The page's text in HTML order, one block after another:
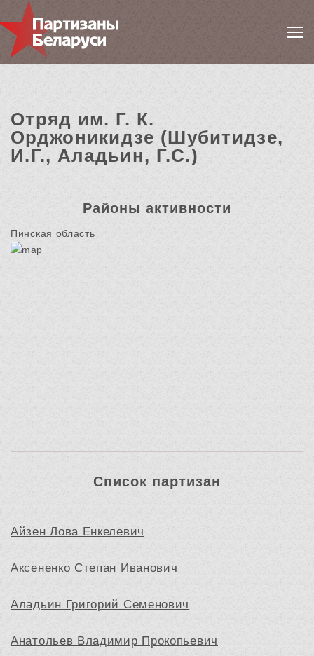
Отряд им. Г. К.
Орджоникидзе (Шубитидзе,
И.Г., Аладьин, Г.С.)
Районы активности
Пинская область
Список партизан
Айзен Лова Енкелевич
Аксененко Степан Иванович
Аладьин Григорий Семенович
Анатольев Владимир Прокопьевич